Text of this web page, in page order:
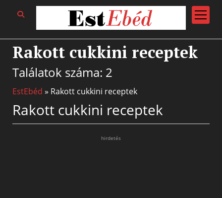
open
menu
Rakott cukkini receptek
Találatok száma: 2
EstEbéd » Rakott cukkini receptek
Rakott cukkini receptek
hirdetés